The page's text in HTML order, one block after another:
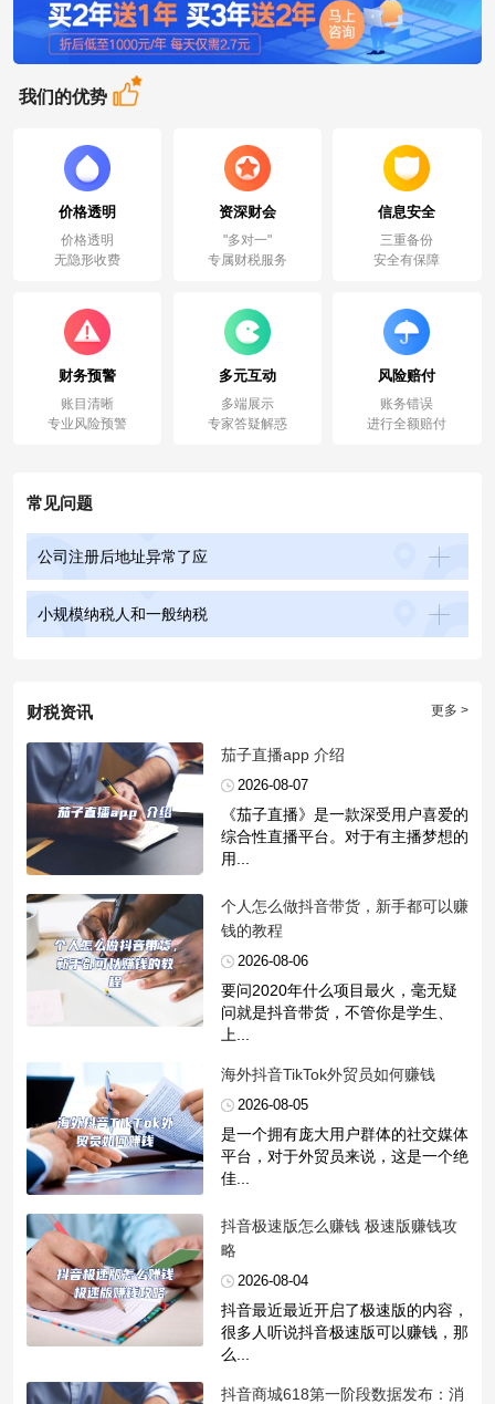
我们的优势
价格透明
价格透明
无隐形收费
资深财会
"多对一"
专属财税服务
信息安全
三重备份
安全有保障
财务预警
账目清晰
专业风险预警
多元互动
多端展示
专家答疑解惑
风险赔付
账务错误
进行全额赔付
常见问题
公司注册后地址异常了应
小规模纳税人和一般纳税
更多 >
财税资讯
​茄子直播app 介绍
2026-08-07
《茄子直播》是一款深受用户喜爱的
综合性直播平台。对于有主播梦想的
用...
​个人怎么做抖音带货，新手都可以赚
钱的教程
2026-08-06
要问2020年什么项目最火，毫无疑
问就是抖音带货，不管你是学生、
上...
​海外抖音TikTok外贸员如何赚钱
2026-08-05
是一个拥有庞大用户群体的社交媒体
平台，对于外贸员来说，这是一个绝
佳...
​抖音极速版怎么赚钱 极速版赚钱攻
略
2026-08-04
抖音最近最近开启了极速版的内容，
很多人听说抖音极速版可以赚钱，那
么...
​抖音商城618第一阶段数据发布：消